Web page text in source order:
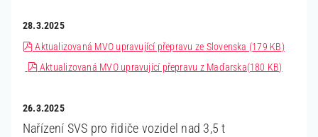
28.3.2025
pdf
Aktualizovaná MVO upravující přepravu ze Slovenska (179 KB)
pdf
Aktualizovaná MVO upravující přepravu z Maďarska(180 KB)
26.3.2025
Nařízení SVS pro řidiče vozidel nad 3,5 t